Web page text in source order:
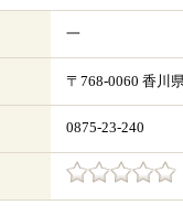
一
〒 768-0060 香川
0875-23-240